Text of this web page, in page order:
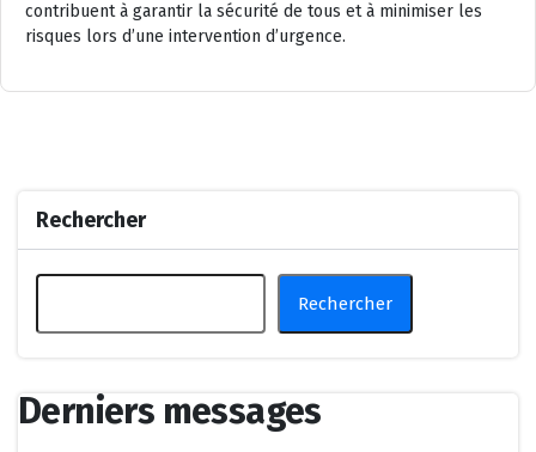
contribuent à garantir la sécurité de tous et à minimiser les
risques lors d’une intervention d’urgence.
Rechercher
Rechercher
Derniers messages